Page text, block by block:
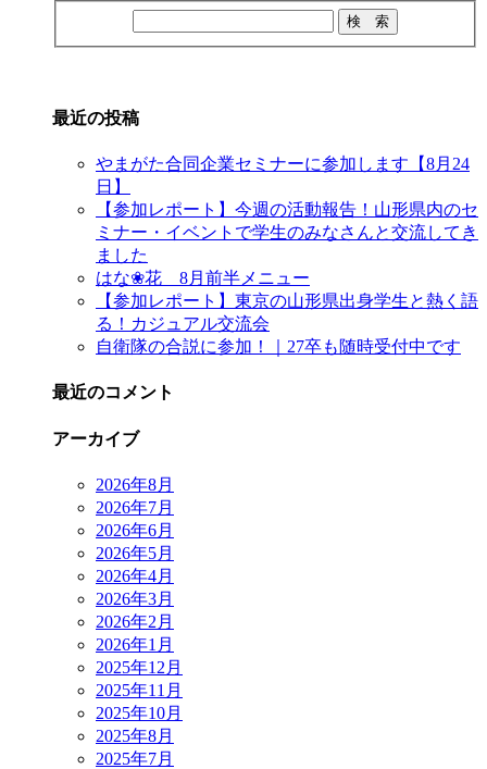
最近の投稿
やまがた合同企業セミナーに参加します【8月24
日】
【参加レポート】今週の活動報告！山形県内のセ
ミナー・イベントで学生のみなさんと交流してき
ました
はな❀花 8月前半メニュー
【参加レポート】東京の山形県出身学生と熱く語
る！カジュアル交流会
自衛隊の合説に参加！｜27卒も随時受付中です
最近のコメント
アーカイブ
2026年8月
2026年7月
2026年6月
2026年5月
2026年4月
2026年3月
2026年2月
2026年1月
2025年12月
2025年11月
2025年10月
2025年8月
2025年7月